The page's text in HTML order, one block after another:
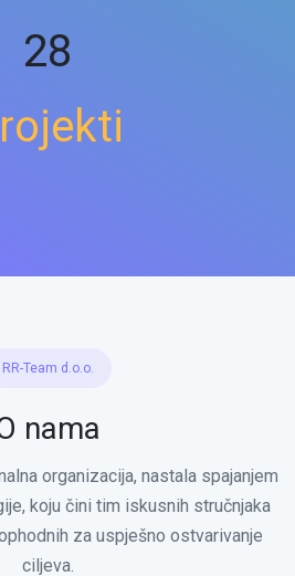
35
RR-Team d.o.o.
nama
organizacija, nastala spajanjem
koju čini tim iskusnih stručnjaka
za uspješno ostvarivanje
ciljeva.